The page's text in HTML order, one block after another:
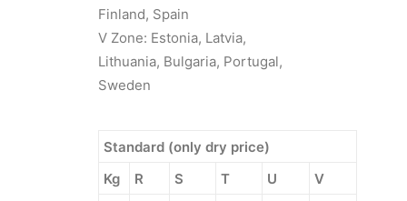
Finland, Spain
V Zone: Estonia, Latvia,
Lithuania, Bulgaria, Portugal,
Sweden
Standard (only dry price)
Kg
R S T U V